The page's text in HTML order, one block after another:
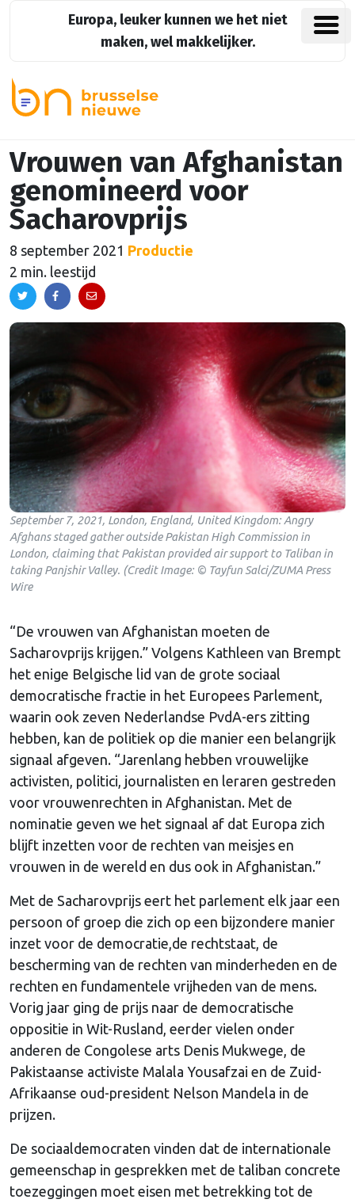
Europa, leuker kunnen we het niet
maken, wel makkelijker.
Vrouwen van Afghanistan
genomineerd voor
Sacharovprijs
8 september 2021 Productie
2 min. leestijd
September 7, 2021, London, England, United Kingdom: Angry
Afghans staged gather outside Pakistan High Commission in
London, claiming that Pakistan provided air support to Taliban in
taking Panjshir Valley. (Credit Image: © Tayfun Salci/ZUMA Press
Wire
“De vrouwen van Afghanistan moeten de
Sacharovprijs krijgen.” Volgens Kathleen van Brempt
het enige Belgische lid van de grote sociaal
democratische fractie in het Europees Parlement,
waarin ook zeven Nederlandse PvdA-ers zitting
hebben, kan de politiek op die manier een belangrijk
signaal afgeven. “Jarenlang hebben vrouwelijke
activisten, politici, journalisten en leraren gestreden
voor vrouwenrechten in Afghanistan. Met de
nominatie geven we het signaal af dat Europa zich
blijft inzetten voor de rechten van meisjes en
vrouwen in de wereld en dus ook in Afghanistan.”
Met de Sacharovprijs eert het parlement elk jaar een
persoon of groep die zich op een bijzondere manier
inzet voor de democratie,de rechtstaat, de
bescherming van de rechten van minderheden en de
rechten en fundamentele vrijheden van de mens.
Vorig jaar ging de prijs naar de democratische
oppositie in Wit-Rusland, eerder vielen onder
anderen de Congolese arts Denis Mukwege, de
Pakistaanse activiste Malala Yousafzai en de Zuid-
Afrikaanse oud-president Nelson Mandela in de
prijzen.
De sociaaldemocraten vinden dat de internationale
gemeenschap in gesprekken met de taliban concrete
toezeggingen moet eisen met betrekking tot de